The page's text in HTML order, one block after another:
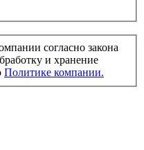
согласно закона
и хранение
Политике компании.